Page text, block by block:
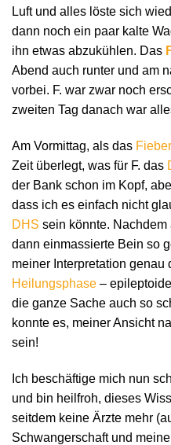
Luft und alles löste sich
dann noch ein paar kalte
ihn etwas abzukühlen. Das
Abend auch runter und am
vorbei. F. war zwar noch
zweiten Tag danach war
Am Vormittag, als das Fieber
Zeit überlegt, was für F. das
der Bank schon im Kopf,
dass ich es einfach nicht
DHS sein könnte.
dann einmassierte Bein so
meiner Interpretation genau
Heilungsphase – epileptoide
die ganze Sache auch so
konnte es, meiner Ansicht
sein!
Ich beschäftige mich nun
und bin heilfroh, dieses
seitdem keine Ärzte mehr
Schwangerschaft und